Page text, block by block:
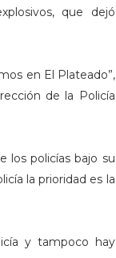
que dejó
en El Plateado”,
de la Policía
los policías bajo su
la prioridad es la
y tampoco hay